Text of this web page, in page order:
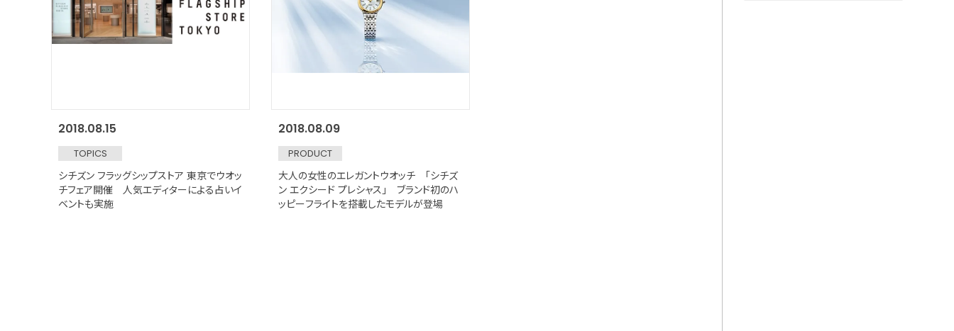
2018.08.15
TOPICS
シチズン フラッグシップストア 東京でウオッ
チフェア開催 人気エディターによる占いイ
ベントも実施
2018.08.09
PRODUCT
大人の女性のエレガントウオッチ 「シチズ
ン エクシード プレシャス」 ブランド初のハ
ッピーフライトを搭載したモデルが登場